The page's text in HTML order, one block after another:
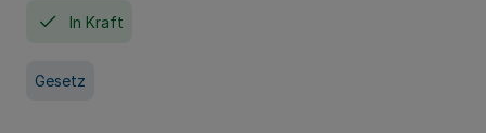
In Kraft
Gesetz